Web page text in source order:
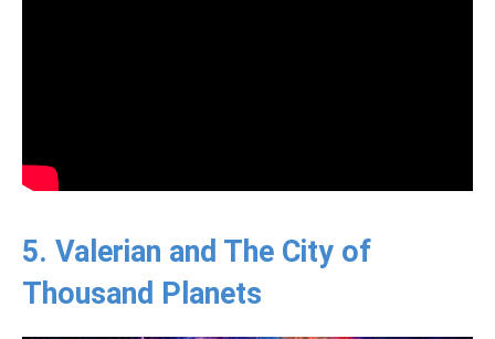
5. Valerian and The City of
Thousand Planets